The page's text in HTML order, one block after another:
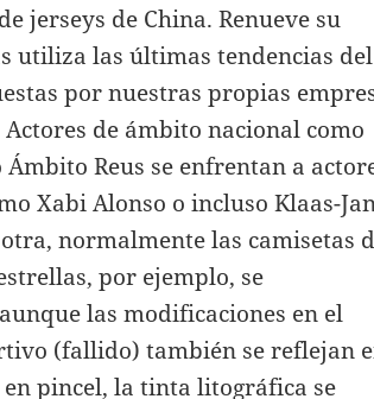
jerseys de China. Renueve su
utiliza las últimas tendencias del
por nuestras propias
de ámbito nacional como
Reus se enfrentan a
Xabi Alonso o incluso Klaas-
normalmente las camisetas
por ejemplo, se
las modificaciones en el
(fallido) también se reflejan
pincel, la tinta litográfica se